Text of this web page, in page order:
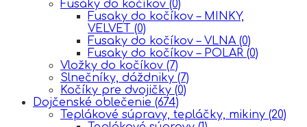
Fusáky do kočíkov (0)
Fusaky do kočíkov – MINKY,
VELVET (0)
Fusaky do kočíkov – VLNA (0)
Fusaky do kočíkov – POLAR (0)
Vložky do kočíkov (7)
Slnečníky, dáždniky (7)
Kočíky pre dvojičky (0)
Dojčenské oblečenie (674)
Teplákové súpravy, tepláčky, mikiny (20)